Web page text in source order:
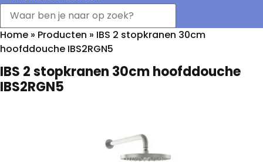
Home » Producten » IBS 2 stopkranen 30cm
hoofddouche IBS2RGN5
IBS 2 stopkranen 30cm hoofddouche
IBS2RGN5